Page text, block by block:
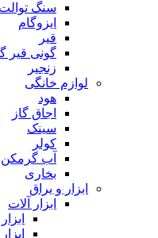
سنگ توالت
ایزوگام
قیر
گونی قیر
زنجیر
لوازم خانگی
هود
اجاق گاز
سینک
کولر
آب گرمکن
بخاری
ابزار و یراق
ابزار آلات